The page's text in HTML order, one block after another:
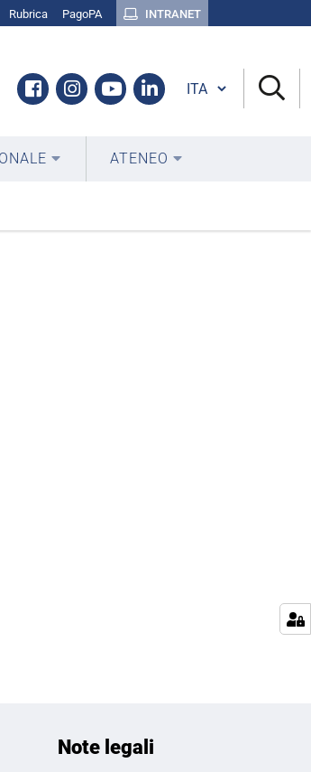
Rubrica PagoPA INTRANET
Facebook
Instagram
YoutubeLinkedin
Cambia lingua
ATENEO
Note legali